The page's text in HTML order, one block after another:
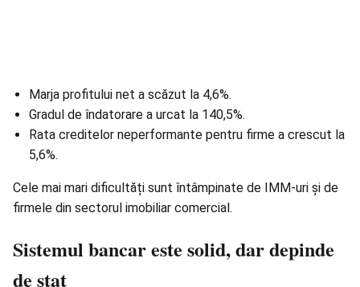
Marja profitului net a scăzut la 4,6%.
Gradul de îndatorare a urcat la 140,5%.
Rata creditelor neperformante pentru firme a crescut la
5,6%.
Cele mai mari dificultăți sunt întâmpinate de IMM-uri și de
firmele din sectorul imobiliar comercial.
Sistemul bancar este solid, dar depinde
de stat